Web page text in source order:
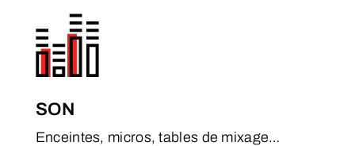
SON
Enceintes, micros, tables de mixage…